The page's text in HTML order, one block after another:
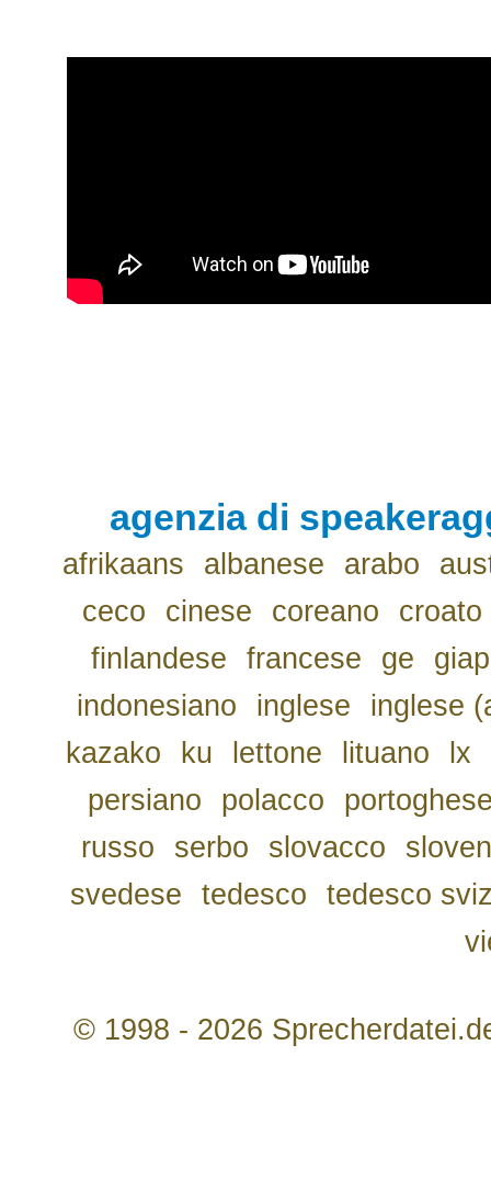
agenzia di
afrikaans albanese arabo
ceco
cinese coreano
croato
finlandese
francese ge
indonesiano
inglese
inglese
kazako
ku lettone lituano lx
persiano
polacco
russo
serbo slovacco
svedese
tedesco
tedesco
© 1998 - 2026